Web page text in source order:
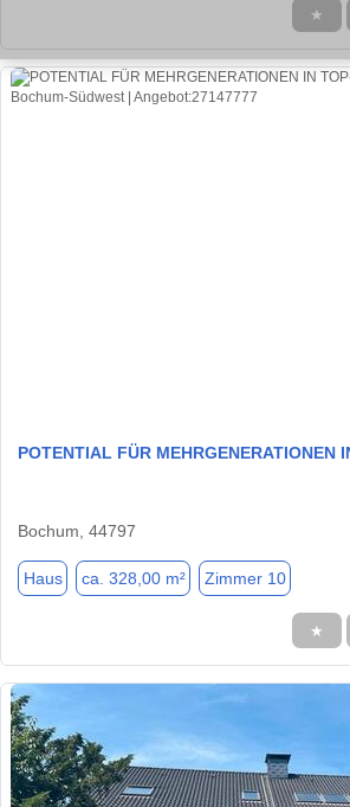
★
POTENTIAL FÜR MEHRGENERATIONEN
Bochum, 44797
Haus ca. 328,00 m² Zimmer 10
★